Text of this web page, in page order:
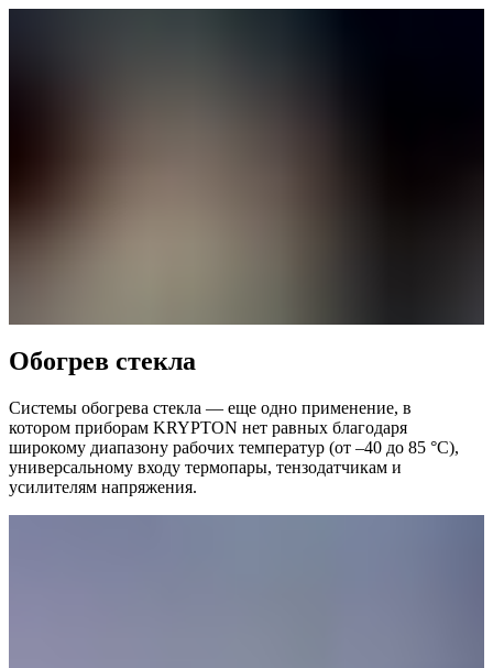
Обогрев стекла
Системы обогрева стекла — еще одно применение, в
котором приборам KRYPTON нет равных благодаря
широкому диапазону рабочих температур (от –40 до 85 °C),
универсальному входу термопары, тензодатчикам и
усилителям напряжения.